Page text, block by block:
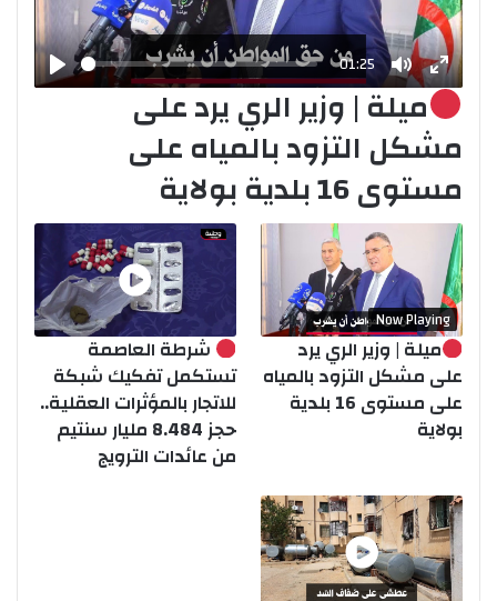
Play
01:25
MuteEnter ميلة | وزير الري يرد على
مشكل التزود بالمياه على
مستوى 16 بلدية بولاية
Now Playing
ميلة | وزير الري يرد
على مشكل التزود بالمياه
على مستوى 16 بلدية
بولاية
شرطة العاصمة
تستكمل تفكيك شبكة
للاتجار بالمؤثرات العقلية..
حجز 8.484 مليار سنتيم
من عائدات الترويج